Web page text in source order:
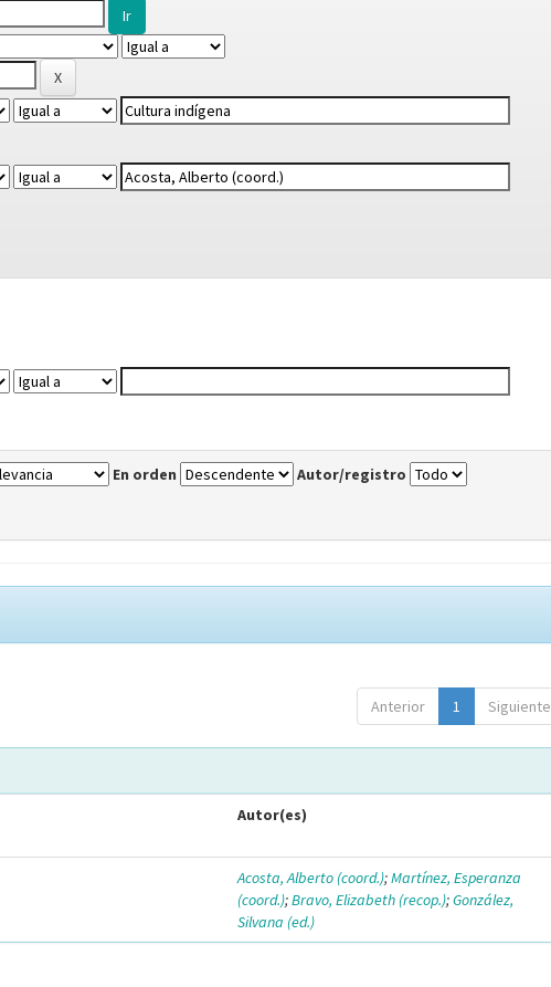
En orden Autor/registro
Anterior 1 Siguiente
Autor(es)
Acosta, Alberto (coord.);Martínez, Esperanza
(coord.);Bravo, Elizabeth (recop.);González,
Silvana (ed.)